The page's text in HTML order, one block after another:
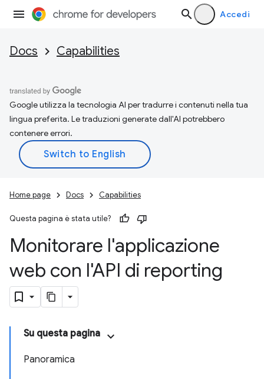
Accedi
Docs Capabilities
Google utilizza la tecnologia AI per tradurre i contenuti nella tua
lingua preferita. Le traduzioni generate dall'AI potrebbero
contenere errori.
Home page Docs Capabilities
Questa pagina è stata utile?
Monitorare l'applicazione
web con l'API di reporting
Su questa pagina
Panoramica